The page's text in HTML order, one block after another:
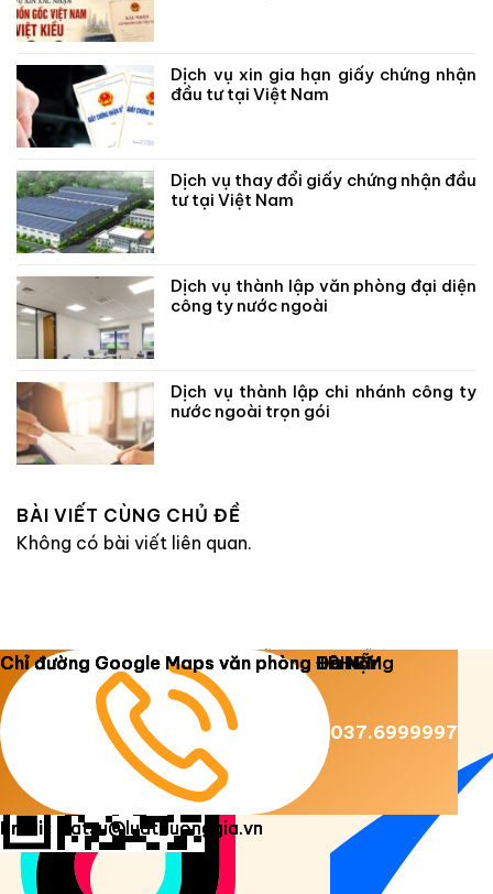
Dịch vụ xin gia hạn giấy chứng nhận
đầu tư tại Việt Nam
Dịch vụ thay đổi giấy chứng nhận đầu
tư tại Việt Nam
Dịch vụ thành lập văn phòng đại diện
công ty nước ngoài
Dịch vụ thành lập chi nhánh công ty
nước ngoài trọn gói
BÀI VIẾT CÙNG CHỦ ĐỀ
Không có bài viết liên quan.
Copyright 2026 © Luật Dương Gia